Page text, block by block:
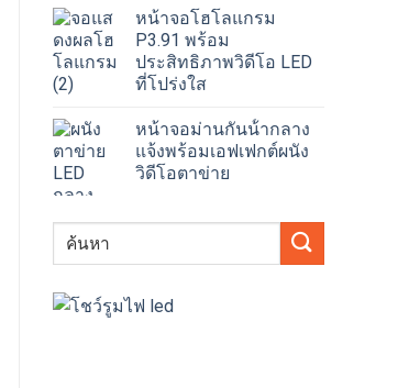
หน้าจอโฮโลแกรม
P3.91 พร้อม
ประสิทธิภาพวิดีโอ LED
ที่โปร่งใส
หน้าจอม่านกันน้ํากลาง
แจ้งพร้อมเอฟเฟกต์ผนัง
วิดีโอตาข่าย